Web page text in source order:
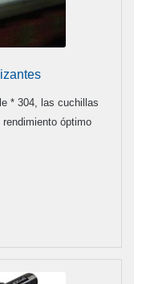
* 304, las cuchillas
óptimo